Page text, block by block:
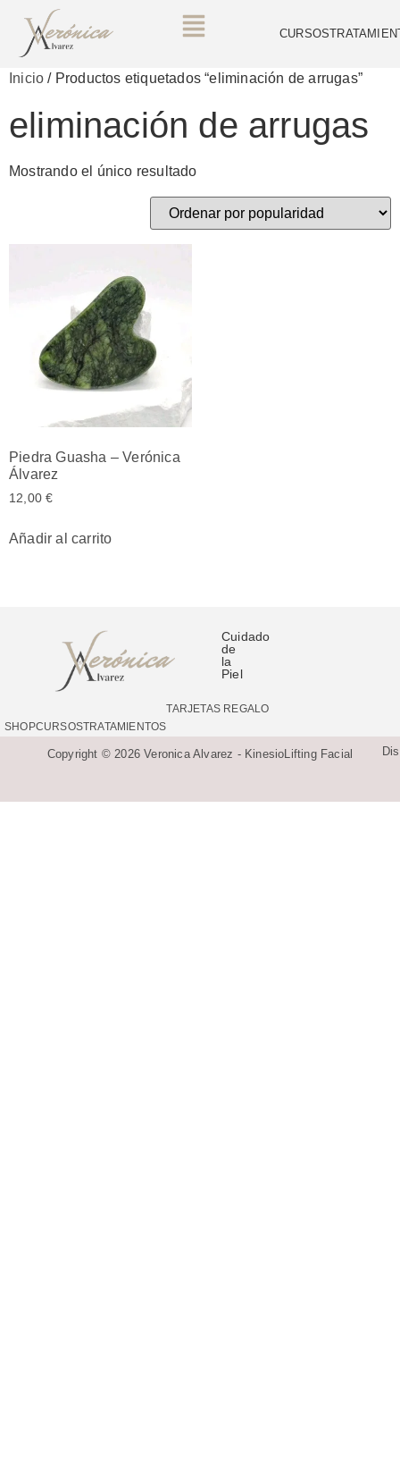
CURSOS
Inicio / Productos etiquetados “eliminación de arrugas”
eliminación de arrugas
Mostrando el único resultado
Piedra Guasha – Verónica
Álvarez
12,00€
Añadir al carrito
Cuidado
de
la
Piel
SHOPCURSOSTRATAMIENTOS
TARJETAS REGALO
Copyright © 2026 Veronica Alvarez - KinesioLifting Facial